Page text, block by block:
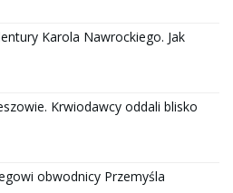
Karola Nawrockiego. Jak
Krwiodawcy oddali blisko
obwodnicy Przemyśla